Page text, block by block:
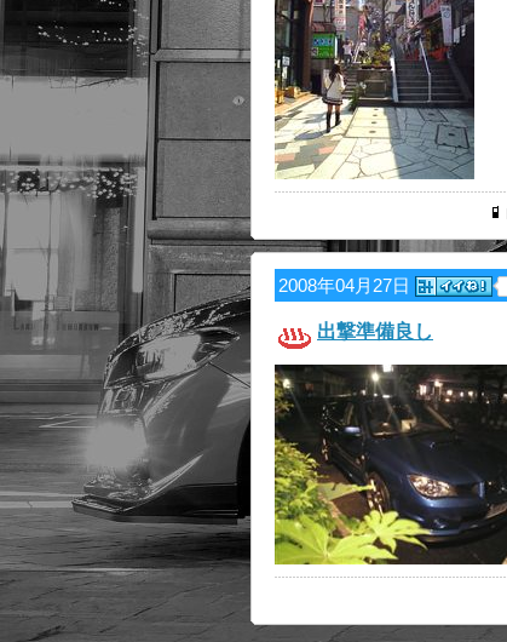
2008年04月27日
出撃準備良し